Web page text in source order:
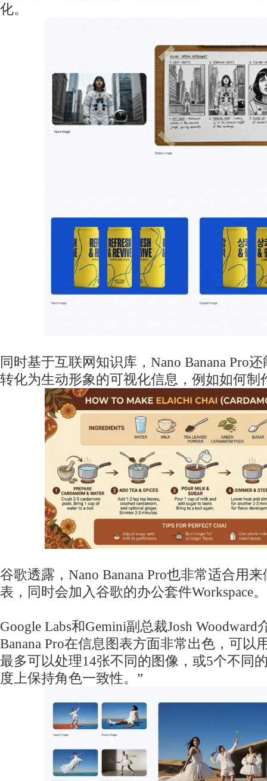
化。
同时基于互联网知识库，Nano Banana Pro
转化为生动形象的可视化信息，例如如何制
谷歌透露，Nano Banana Pro也非常适合用
表，同时会加入谷歌的办公套件Workspace。
Google Labs和Gemini副总裁Josh Woodward
Banana Pro在信息图表方面非常出色，可以
最多可以处理14张不同的图像，或5个不同
度上保持角色一致性。”